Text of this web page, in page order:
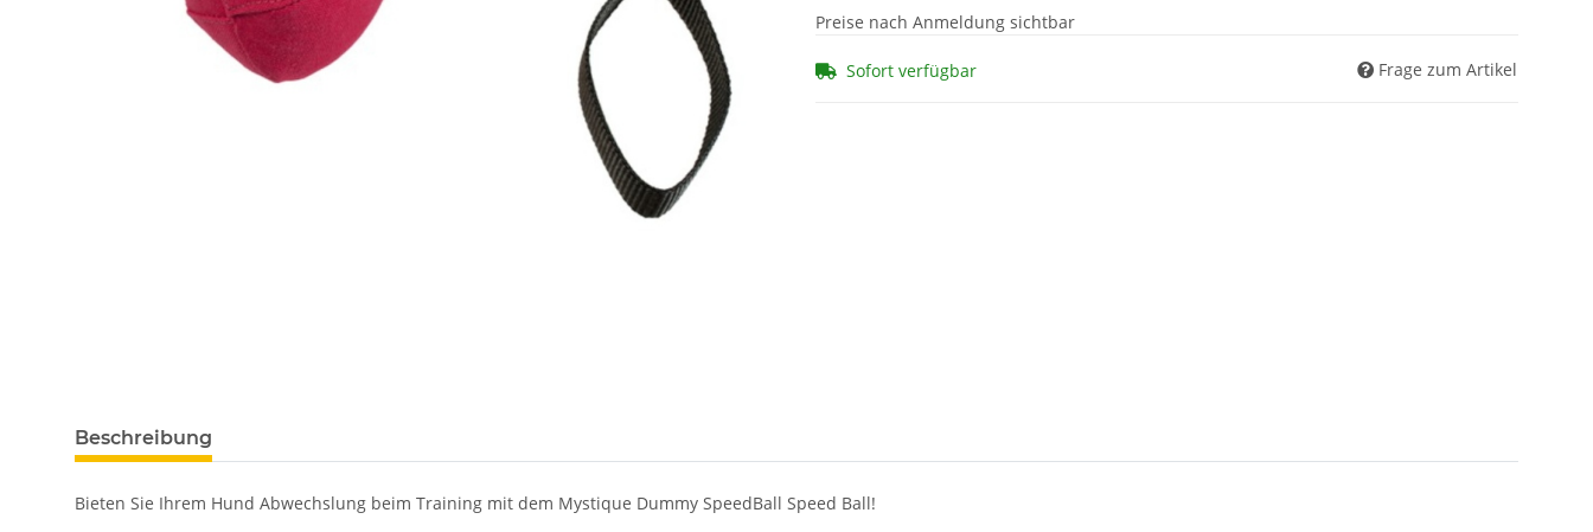
Preise nach Anmeldung sichtbar
Sofort verfügbar Frage zum Artikel
Beschreibung
Bieten Sie Ihrem Hund Abwechslung beim Training mit dem Mystique Dummy SpeedBall Speed Ball!